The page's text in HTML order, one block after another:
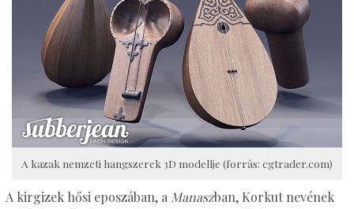
A kazak nemzeti hangszerek 3D modellje (forrás: cgtrader.com)
A kirgizek hősi eposzában, a Manaszban, Korkut nevének